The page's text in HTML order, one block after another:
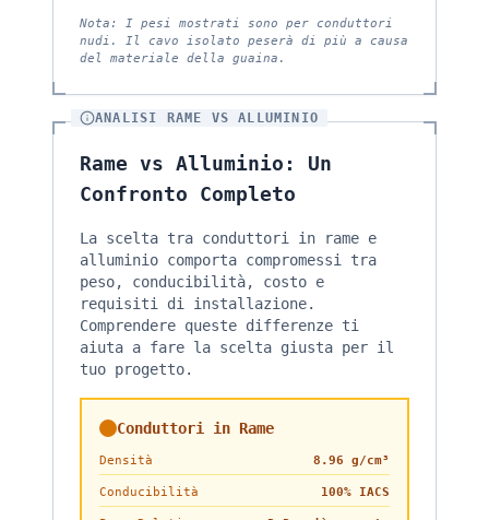
Nota: I pesi mostrati sono per conduttori
nudi. Il cavo isolato peserà di più a causa
del materiale della guaina.
ANALISI RAME VS ALLUMINIO
Rame vs Alluminio: Un
Confronto Completo
La scelta tra conduttori in rame e
alluminio comporta compromessi tra
peso, conducibilità, costo e
requisiti di installazione.
Comprendere queste differenze ti
aiuta a fare la scelta giusta per il
tuo progetto.
Conduttori in Rame
Densità 8.96 g/cm³
Conducibilità 100% IACS